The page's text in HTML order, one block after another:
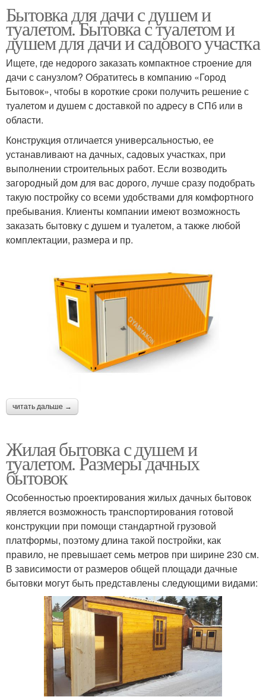
Бытовка для дачи с душем и
туалетом. Бытовка с туалетом и
душем для дачи и садового участка
Ищете, где недорого заказать компактное строение для
дачи с санузлом? Обратитесь в компанию «Город
Бытовок», чтобы в короткие сроки получить решение с
туалетом и душем с доставкой по адресу в СПб или в
области.
Конструкция отличается универсальностью, ее
устанавливают на дачных, садовых участках, при
выполнении строительных работ. Если возводить
загородный дом для вас дорого, лучше сразу подобрать
такую постройку со всеми удобствами для комфортного
пребывания. Клиенты компании имеют возможность
заказать бытовку с душем и туалетом, а также любой
комплектации, размера и пр.
читать дальше →
Жилая бытовка с душем и
туалетом. Размеры дачных
бытовок
Особенностью проектирования жилых дачных бытовок
является возможность транспортирования готовой
конструкции при помощи стандартной грузовой
платформы, поэтому длина такой постройки, как
правило, не превышает семь метров при ширине 230 см.
В зависимости от размеров общей площади дачные
бытовки могут быть представлены следующими видами: